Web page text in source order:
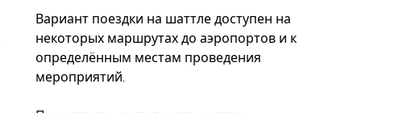
Вариант поездки на шаттле доступен на
некоторых маршрутах до аэропортов и к
определённым местам проведения
мероприятий.